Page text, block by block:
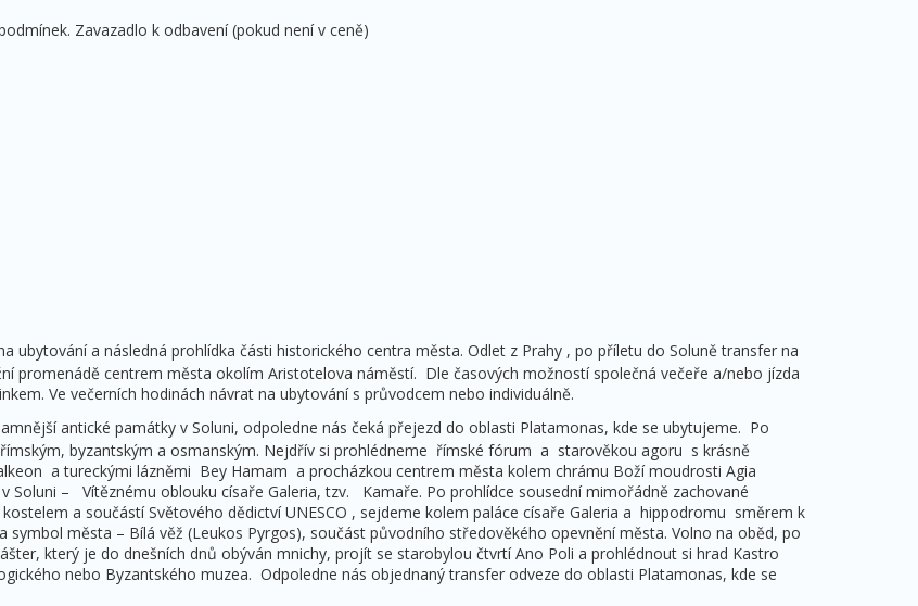
Zavazadlo k odbavení (pokud není v ceně)
ubytování a následná prohlídka části historického centra města. Odlet z Prahy , po příletu do Soluně transfer na
promenádě centrem města okolím Aristotelova náměstí. Dle časových možností společná večeře a/nebo jízda
Ve večerních hodinách návrat na ubytování s průvodcem nebo individuálně.
antické památky v Soluni, odpoledne nás čeká přejezd do oblasti Platamonas, kde se ubytujeme. Po
byzantským a osmanským. Nejdřív si prohlédneme římské fórum a starověkou agoru s krásně
a tureckými lázněmi Bey Hamam a procházkou centrem města kolem chrámu Boží moudrosti Agia
Soluni – Vítěznému oblouku císaře Galeria, tzv. Kamaře. Po prohlídce sousední mimořádně zachované
a součástí Světového dědictví UNESCO , sejdeme kolem paláce císaře Galeria a hippodromu směrem k
města – Bílá věž (Leukos Pyrgos), součást původního středověkého opevnění města. Volno na oběd, po
který je do dnešních dnů obýván mnichy, projít se starobylou čtvrtí Ano Poli a prohlédnout si hrad Kastro
nebo Byzantského muzea. Odpoledne nás objednaný transfer odveze do oblasti Platamonas, kde se